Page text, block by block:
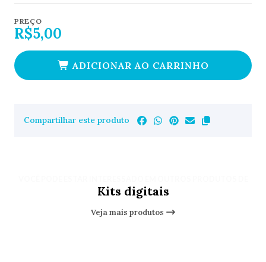
PREÇO
R$5,00
ADICIONAR AO CARRINHO
Compartilhar este produto
Kits digitais
Veja mais produtos